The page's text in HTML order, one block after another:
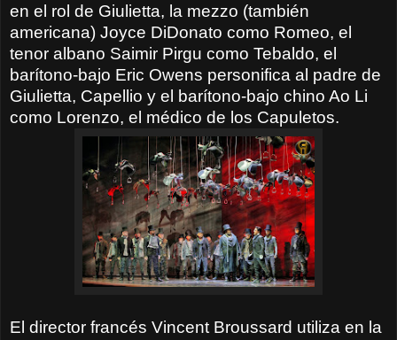
en el rol de Giulietta, la mezzo (también
americana) Joyce DiDonato como Romeo, el
tenor albano Saimir Pirgu como Tebaldo, el
barítono-bajo Eric Owens personifica al padre de
Giulietta, Capellio y el barítono-bajo chino Ao Li
como Lorenzo, el médico de los Capuletos.
El director francés Vincent Broussard utiliza en la